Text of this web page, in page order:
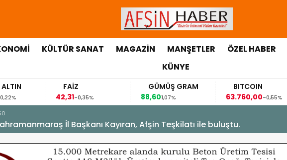
KÜLTÜR SANAT MAGAZİN MANŞETLER
ÖZEL HABER
KÜNYE
FAİZ
-0,35%
GÜMÜŞ GRAM
1,07%
BITCOIN
63.760,00-0,55%
İl Başkanı Kayıran, Afşin Teşkilatı ile buluştu.